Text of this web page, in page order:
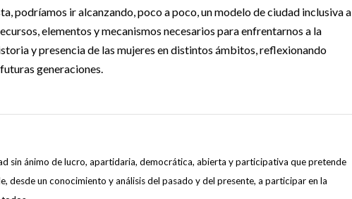
podríamos ir alcanzando, poco a poco, un modelo de ciudad inclusiva a
elementos y mecanismos necesarios para enfrentarnos a la
y presencia de las mujeres en distintos ámbitos, reflexionando
generaciones.
sin ánimo de lucro, apartidaria, democrática, abierta y participativa que pretende
desde un conocimiento y análisis del pasado y del presente, a participar en la